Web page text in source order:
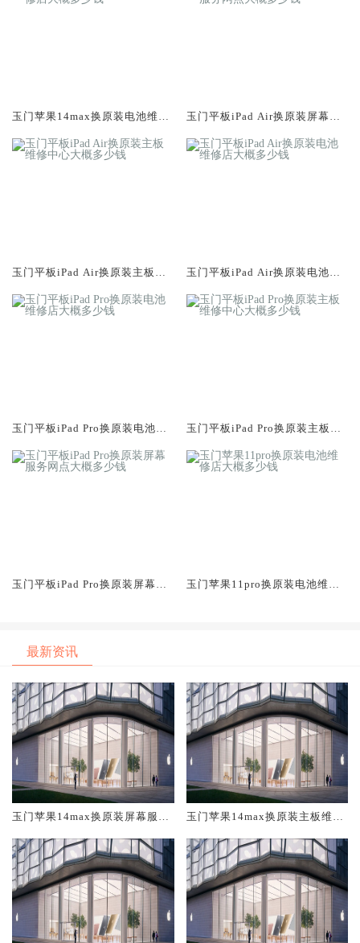
玉门苹果14max换原装电池维修
玉门平板iPad Air换原装屏幕服
玉门平板iPad Air换原装主板维
玉门平板iPad Air换原装电池维
玉门平板iPad Pro换原装电池维
玉门平板iPad Pro换原装主板维
玉门平板iPad Pro换原装屏幕服
玉门苹果11pro换原装电池维修
最新资讯
玉门苹果14max换原装屏幕服务
玉门苹果14max换原装主板维修